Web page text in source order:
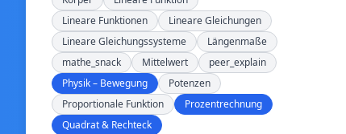
Lineare Funktionen
Lineare Gleichungen
Lineare Gleichungssysteme
Längenmaße
mathe_snack
Mittelwert
peer_explain
Physik – Bewegung
Potenzen
Proportionale Funktion
Prozentrechnung
Quadrat & Rechteck